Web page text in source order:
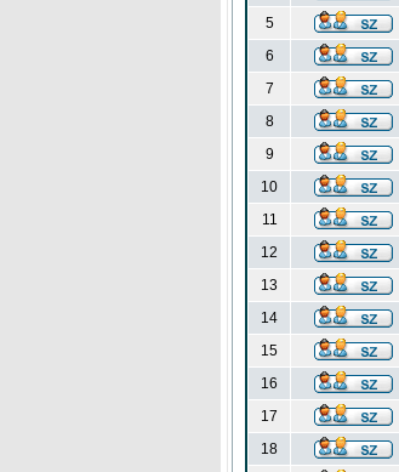
5
6
7
8
9
10
11
12
13
14
15
16
17
18